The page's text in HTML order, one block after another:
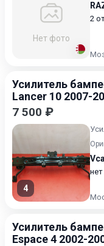
Нет фото
2
Усилитель
Lancer 10 2007-
7 500 ₽
4
Усилитель
Espace 4 2002-